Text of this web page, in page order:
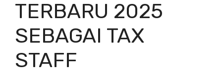
TERBARU 2025
SEBAGAI TAX
STAFF